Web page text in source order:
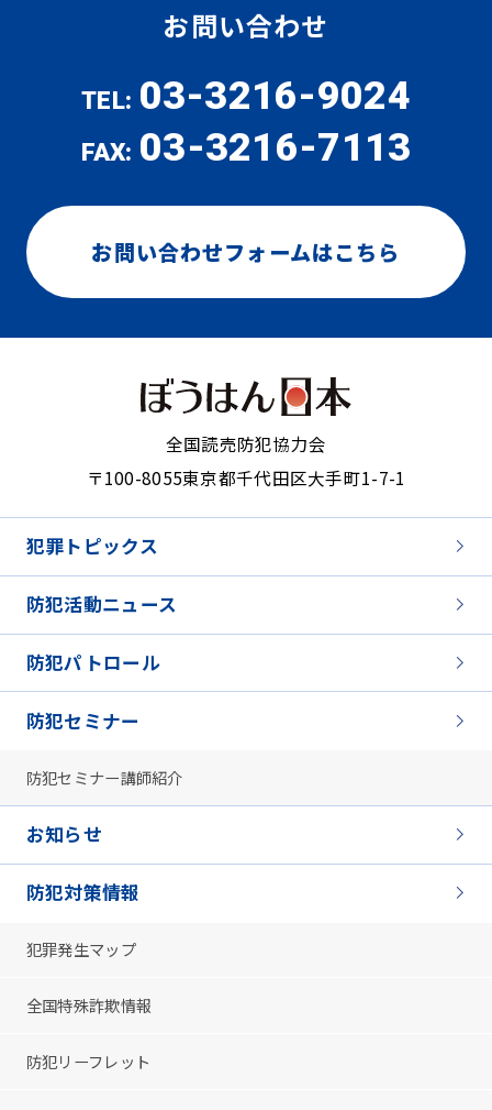
お問い合わせ
TEL: 03-3216-9024
FAX: 03-3216-7113
お問い合わせフォームはこちら
全国読売防犯協力会
〒100-8055東京都千代田区大手町1-7-1
犯罪トピックス
防犯活動ニュース
防犯パトロール
防犯セミナー
防犯セミナー講師紹介
お知らせ
防犯対策情報
犯罪発生マップ
全国特殊詐欺情報
防犯リーフレット